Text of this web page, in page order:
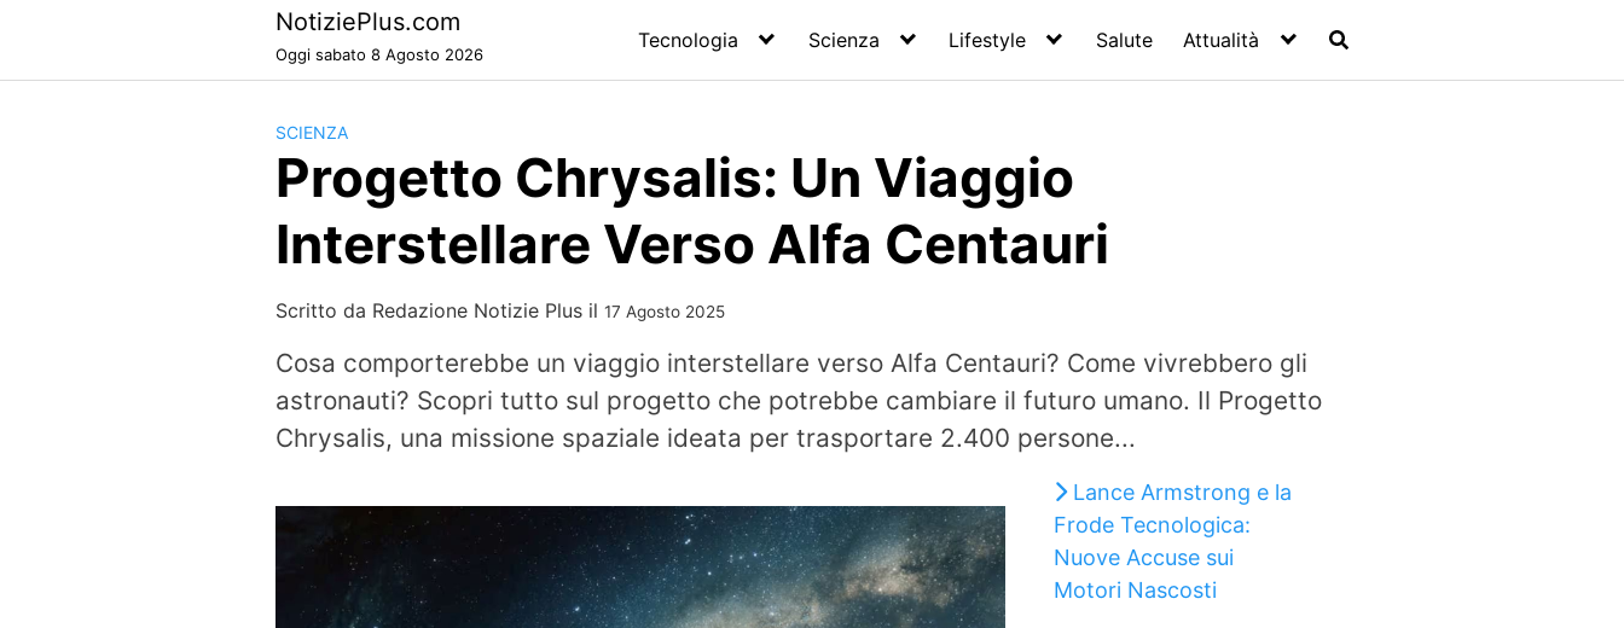
NotiziePlus.com
Oggi sabato 8 Agosto 2026
Tecnologia Scienza Lifestyle Salute Attualità
SCIENZA
Progetto Chrysalis: Un Viaggio
Interstellare Verso Alfa Centauri
Scritto da Redazione Notizie Plus il 17 Agosto 2025
Cosa comporterebbe un viaggio interstellare verso Alfa Centauri? Come vivrebbero gli
astronauti? Scopri tutto sul progetto che potrebbe cambiare il futuro umano. Il Progetto
Chrysalis, una missione spaziale ideata per trasportare 2.400 persone...
Lance Armstrong e la
Frode Tecnologica:
Nuove Accuse sui
Motori Nascosti